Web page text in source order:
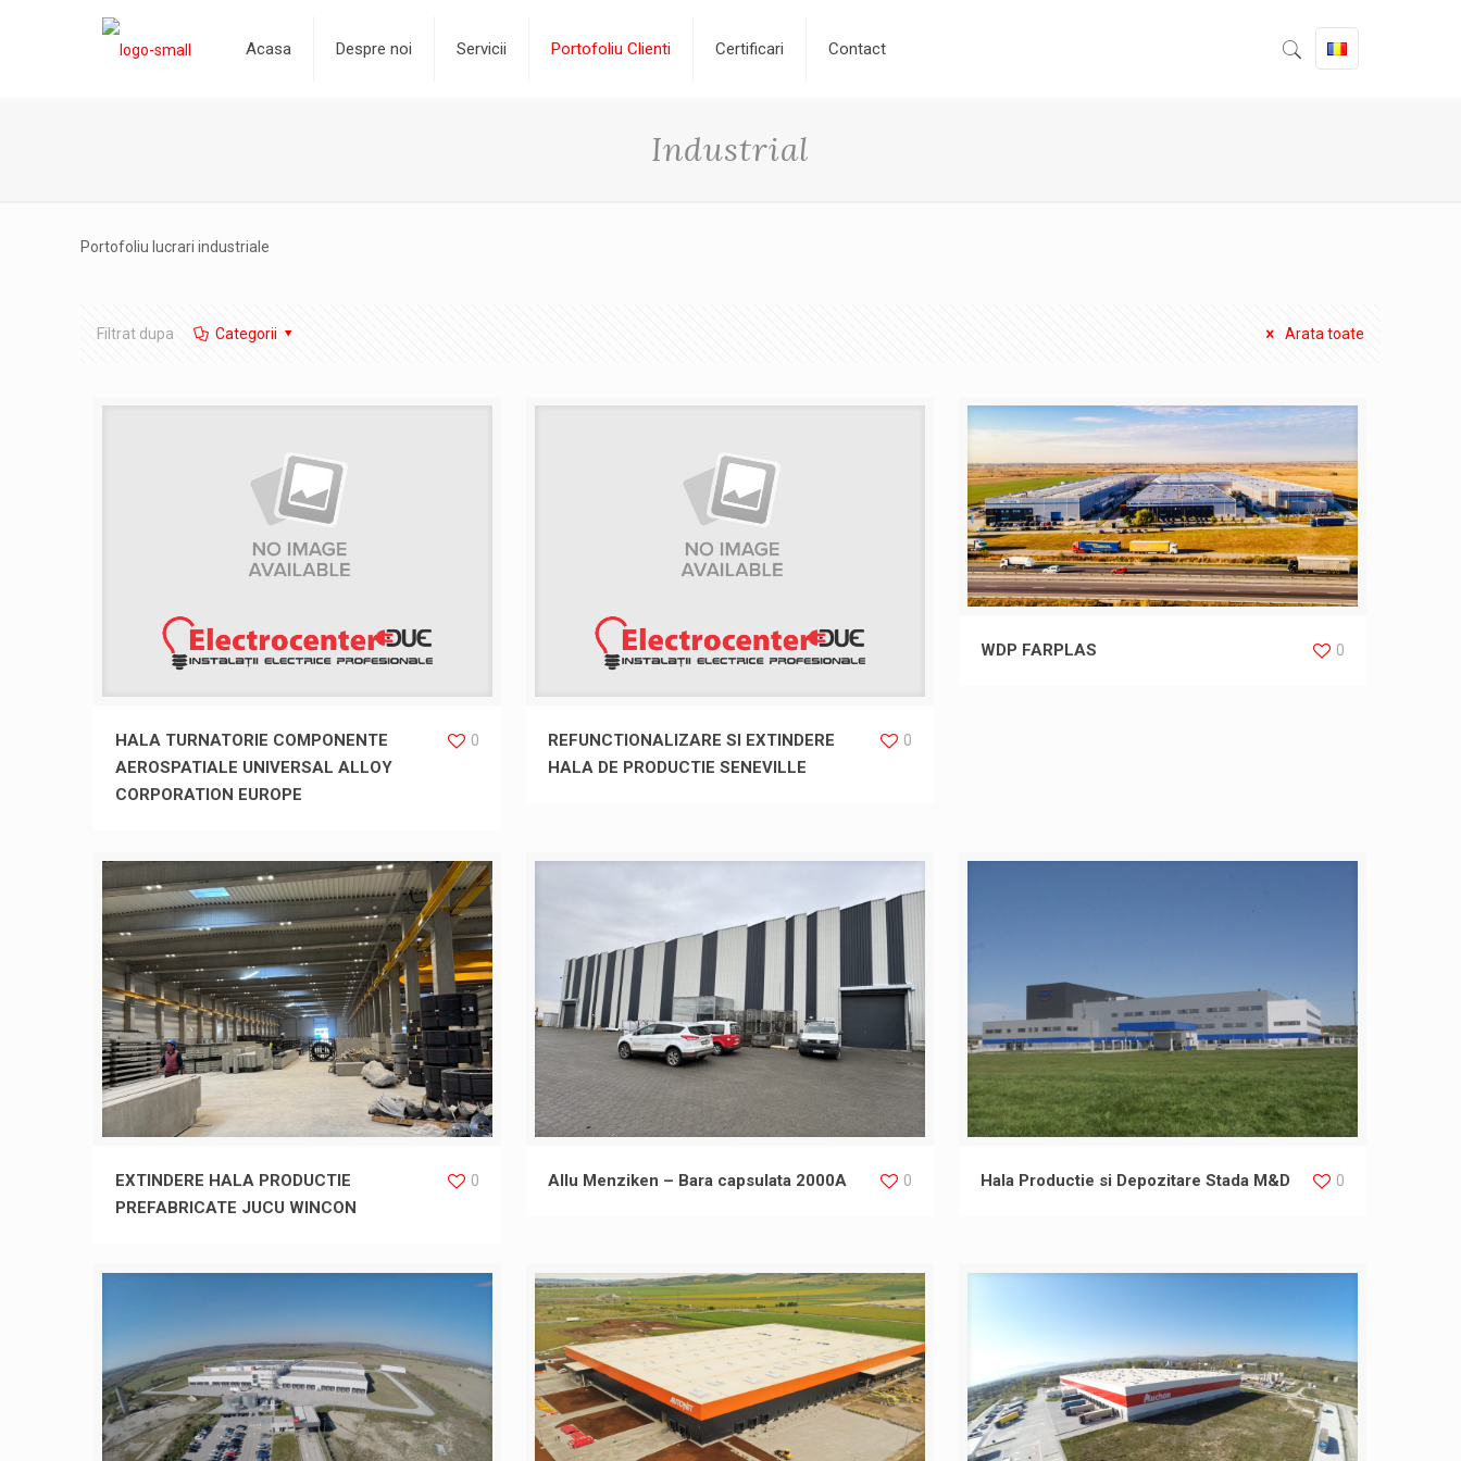
Acasa Despre noi Servicii Portofoliu Clienti Certificari Contact
Industrial
Portofoliu lucrari industriale
Filtrat dupa Categorii Arata toate
HALA TURNATORIE COMPONENTE
AEROSPATIALE UNIVERSAL ALLOY
CORPORATION EUROPE
0
REFUNCTIONALIZARE SI EXTINDERE
HALA DE PRODUCTIE SENEVILLE
0
WDP FARPLAS 0
EXTINDERE HALA PRODUCTIE
PREFABRICATE JUCU WINCON
0 Allu Menziken – Bara capsulata 2000A 0 Hala Productie si Depozitare Stada M&D 0